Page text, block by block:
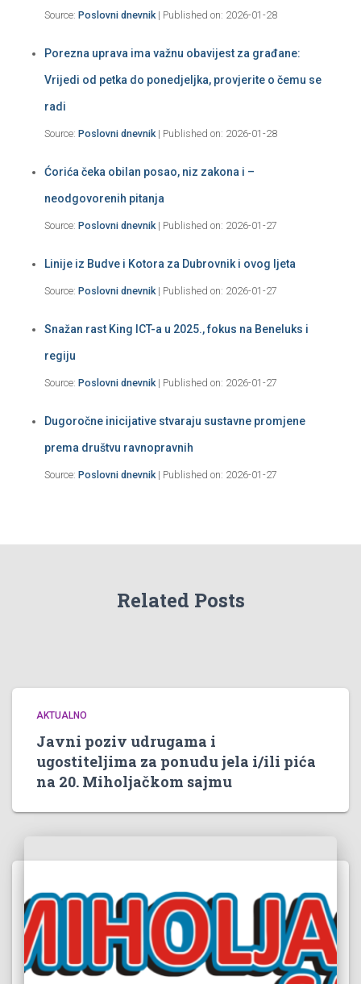
Source: Poslovni dnevnik Published on: 2026-01-28
Porezna uprava ima važnu obavijest za građane:
Vrijedi od petka do ponedjeljka, provjerite o čemu se
radi
Source: Poslovni dnevnik Published on: 2026-01-28
Ćorića čeka obilan posao, niz zakona i –
neodgovorenih pitanja
Source: Poslovni dnevnik Published on: 2026-01-27
Linije iz Budve i Kotora za Dubrovnik i ovog ljeta
Source: Poslovni dnevnik Published on: 2026-01-27
Snažan rast King ICT-a u 2025., fokus na Beneluks i
regiju
Source: Poslovni dnevnik Published on: 2026-01-27
Dugoročne inicijative stvaraju sustavne promjene
prema društvu ravnopravnih
Source: Poslovni dnevnik Published on: 2026-01-27
Related Posts
AKTUALNO
Javni poziv udrugama i
ugostiteljima za ponudu jela i/ili pića
na 20. Miholjačkom sajmu